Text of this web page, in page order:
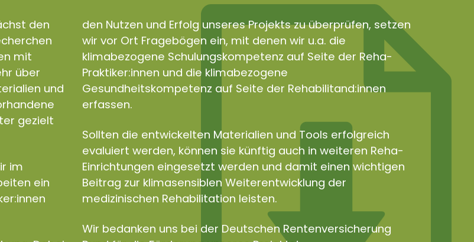
den
mit
über
und
gezielt
im
ein
den Nutzen und Erfolg unseres Projekts zu überprüfen, setzen
wir vor Ort Fragebögen ein, mit denen wir u.a. die
klimabezogene Schulungskompetenz auf Seite der Reha-
Praktiker:innen und die klimabezogene
Gesundheitskompetenz auf Seite der Rehabilitand:innen
erfassen.
Sollten die entwickelten Materialien und Tools erfolgreich
evaluiert werden, können sie künftig auch in weiteren Reha-
Einrichtungen eingesetzt werden und damit einen wichtigen
Beitrag zur klimasensiblen Weiterentwicklung der
medizinischen Rehabilitation leisten.
Wir bedanken uns bei der Deutschen Rentenversicherung